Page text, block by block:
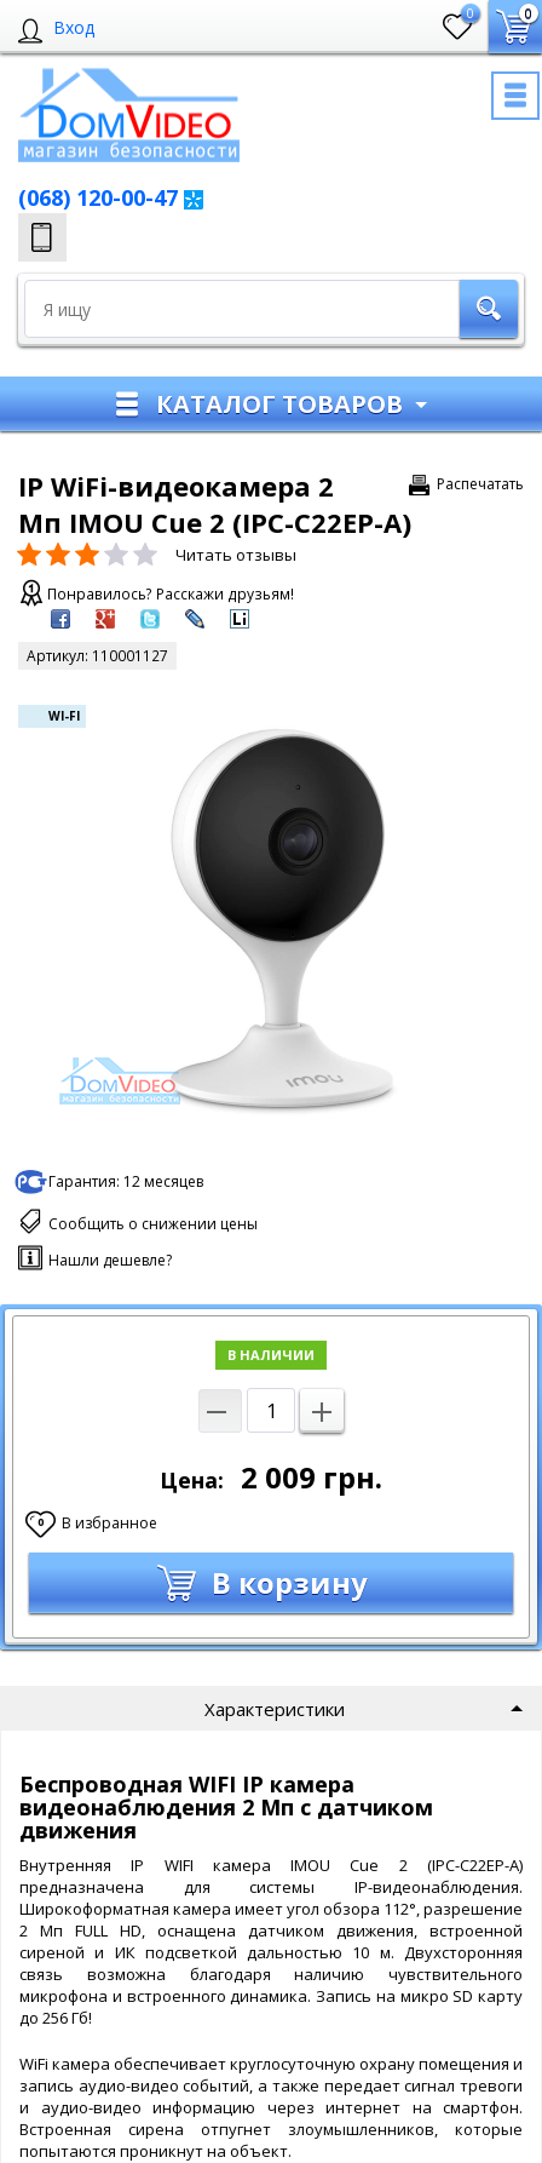
Вход
0 0
(068) 120-00-47
КАТАЛОГ ТОВАРОВ
Распечатать
IP WiFi-видеокамера 2
Мп IMOU Cue 2 (IPC-C22EP-A)
Читать отзывы
Понравилось? Расскажи друзьям!
Артикул: 110001127
WI-FI
Гарантия: 12 месяцев
Сообщить о снижении цены
Нашли дешевле?
В НАЛИЧИИ
Цена: 2 009 грн.
0 В избранное
В корзину
Характеристики
Беспроводная WIFI IP камера
видеонаблюдения 2 Мп с датчиком
движения
Внутренняя IP WIFI камера IMOU Cue 2 (IPC-C22EP-A)
предназначена для системы IP-видеонаблюдения.
Широкоформатная камера имеет угол обзора 112°, разрешение
2 Мп FULL HD, оснащена датчиком движения, встроенной
сиреной и ИК подсветкой дальностью 10 м. Двухсторонняя
связь возможна благодаря наличию чувствительного
микрофона и встроенного динамика. Запись на микро SD карту
до 256 Гб!
WiFi камера обеспечивает круглосуточную охрану помещения и
запись аудио-видео событий, а также передает сигнал тревоги
и аудио-видео информацию через интернет на смартфон.
Встроенная сирена отпугнет злоумышленников, которые
попытаются проникнут на объект.